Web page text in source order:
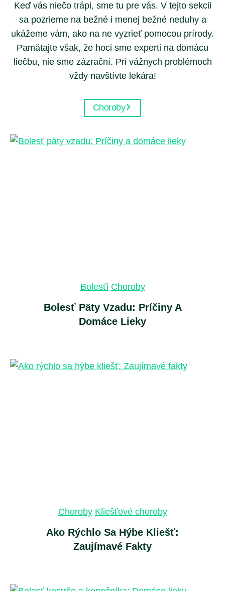
Keď vás niečo trápi, sme tu pre vás. V tejto sekcii
sa pozrieme na bežné i menej bežné neduhy a
ukážeme vám, ako na ne vyzrieť pomocou prírody.
Pamätajte však, že hoci sme experti na domácu
liečbu, nie sme zázrační. Pri vážnych problémoch
vždy navštívte lekára!
Choroby
Bolesťi Choroby
Bolesť Päty Vzadu: Príčiny A
Domáce Lieky
Choroby Kliešťové choroby
Ako Rýchlo Sa Hýbe Kliešť:
Zaujímavé Fakty